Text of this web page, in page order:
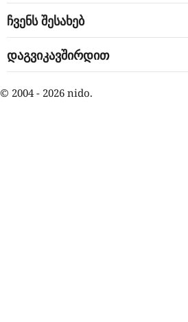
ჩვენს შესახებ
დაგვიკავშირდით
© 2004 - 2026 nido.